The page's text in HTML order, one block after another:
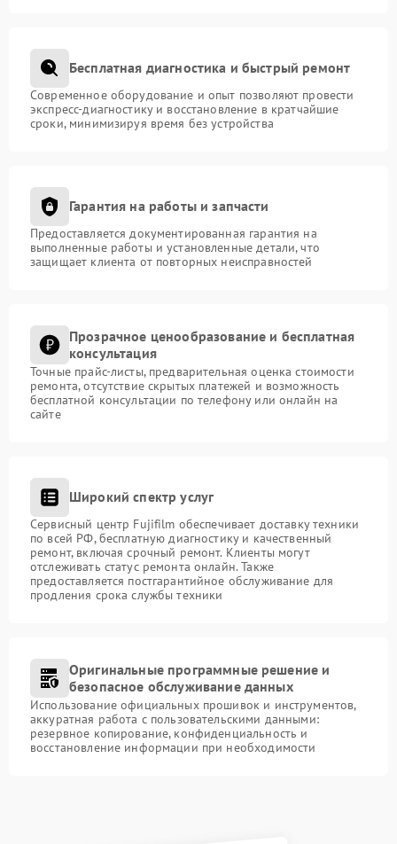
Бесплатная диагностика и быстрый ремонт
Современное оборудование и опыт позволяют провести
экспресс-диагностику и восстановление в кратчайшие
сроки, минимизируя время без устройства
Гарантия на работы и запчасти
Предоставляется документированная гарантия на
выполненные работы и установленные детали, что
защищает клиента от повторных неисправностей
Прозрачное ценообразование и бесплатная
консультация
Точные прайс-листы, предварительная оценка стоимости
ремонта, отсутствие скрытых платежей и возможность
бесплатной консультации по телефону или онлайн на
сайте
Широкий спектр услуг
Сервисный центр Fujifilm обеспечивает доставку техники
по всей РФ, бесплатную диагностику и качественный
ремонт, включая срочный ремонт. Клиенты могут
отслеживать статус ремонта онлайн. Также
предоставляется постгарантийное обслуживание для
продления срока службы техники
Оригинальные программные решение и
безопасное обслуживание данных
Использование официальных прошивок и инструментов,
аккуратная работа с пользовательскими данными:
резервное копирование, конфиденциальность и
восстановление информации при необходимости